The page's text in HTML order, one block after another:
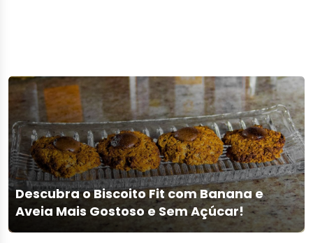
Descubra o Biscoito Fit com Banana e
Aveia Mais Gostoso e Sem Açúcar!